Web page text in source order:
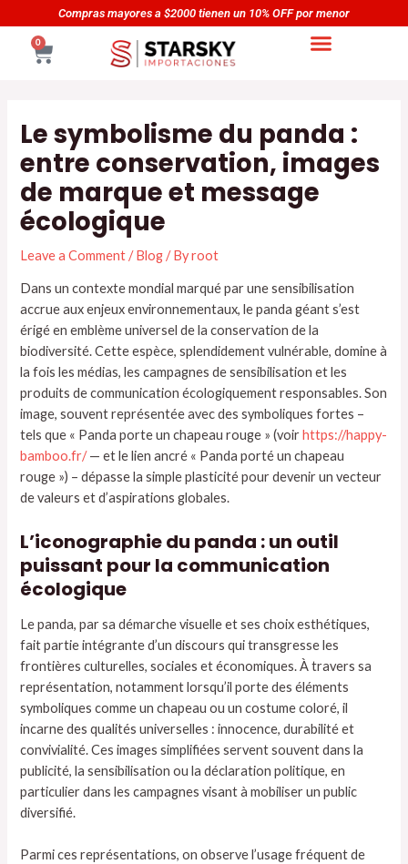
to
content
Compras mayores a $2000 tienen un 10% OFF por menor
0
CART
Le symbolisme du panda :
entre conservation, images
de marque et message
écologique
Leave a Comment /Blog/ Byroot
Dans un contexte mondial marqué par une sensibilisation
accrue aux enjeux environnementaux, le panda géant s’est
érigé en emblème universel de la conservation de la
biodiversité. Cette espèce, splendidement vulnérable, domine à
la fois les médias, les campagnes de sensibilisation et les
produits de communication écologiquement responsables. Son
image, souvent représentée avec des symboliques fortes –
tels que « Panda porte un chapeau rouge » (voirhttps://happy-
bamboo.fr/— et le lien ancré « Panda porté un chapeau
rouge ») – dépasse la simple plasticité pour devenir un vecteur
de valeurs et d’aspirations globales.
L’iconographie du panda : un outil
puissant pour la communication
écologique
Le panda, par sa démarche visuelle et ses choix esthétiques,
fait partie intégrante d’un discours qui transgresse les
frontières culturelles, sociales et économiques. À travers sa
représentation, notamment lorsqu’il porte des éléments
symboliques comme un chapeau ou un costume coloré, il
incarne des qualités universelles : innocence, durabilité et
convivialité. Ces images simplifiées servent souvent dans la
publicité, la sensibilisation ou la déclaration politique, en
particulier dans les campagnes visant à mobiliser un public
diversifié.
Parmi ces représentations, on observe l’usage fréquent de
Navegación
de
entradas